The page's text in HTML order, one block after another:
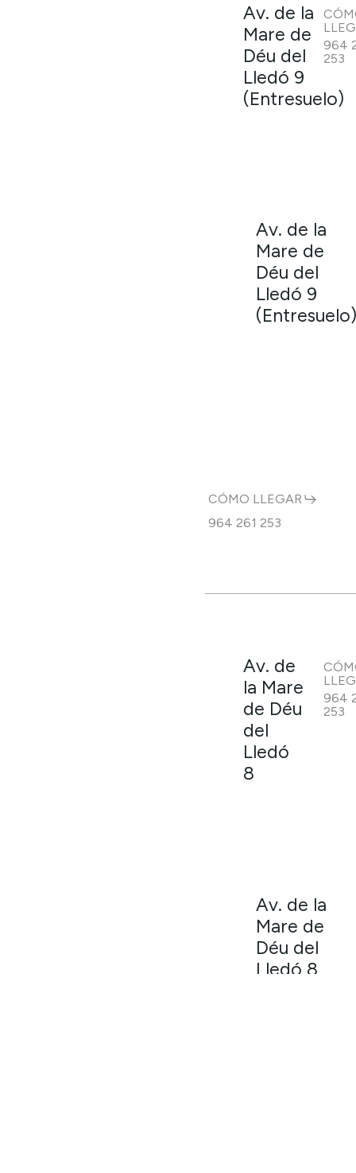
Av. de la
Mare de
Déu del
Lledó 9
(Entresuelo)
964
253
Av. de la
Mare de
Déu del
Lledó 9
CÓMO LLEGAR
964 261 253
Av. de
la Mare
de Déu
del
Lledó
8
964
253
Av. de la
Mare de
Déu del
Lledó 8